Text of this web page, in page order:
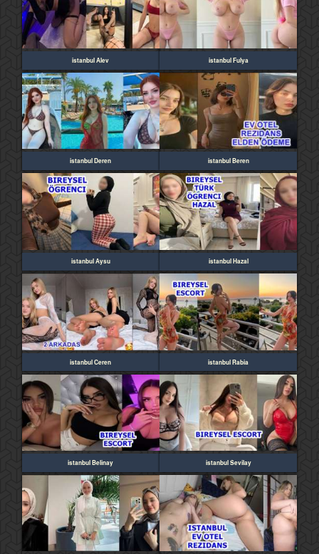
istanbul Alev istanbul Fulya
istanbul Deren istanbul Beren
istanbul Aysu istanbul Hazal
istanbul Ceren istanbul Rabia
istanbul Belinay istanbul Sevilay